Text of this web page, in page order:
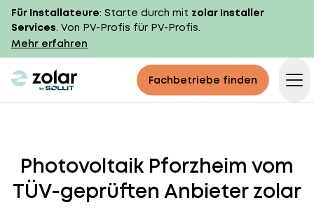
Für Installateure: Starte durch mit zolar Installer
Services. Von PV-Profis für PV-Profis.
Mehr erfahren
zolar logo Fachbetriebe finden
Photovoltaik Pforzheim vom
TÜV-geprüften Anbieter zolar